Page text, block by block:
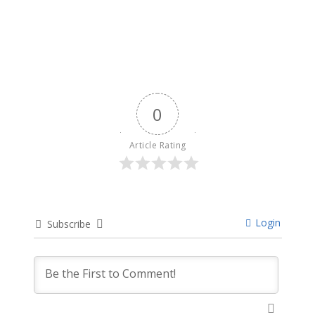
0
Article Rating
Subscribe Login